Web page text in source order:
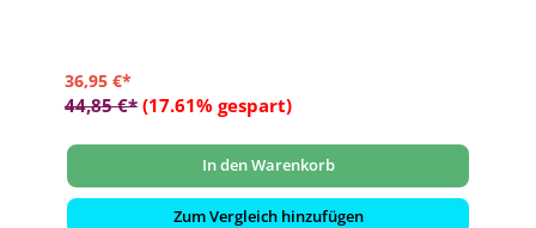
36,95 €*
44,85 €* (17.61% gespart)
In den Warenkorb
Zum Vergleich hinzufügen